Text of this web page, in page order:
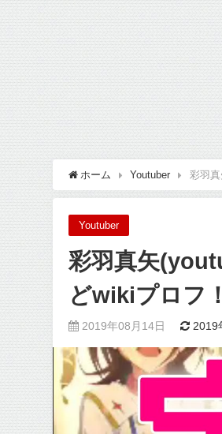
ホーム Youtuber 彩羽真
Youtuber
彩羽真矢
どwikiプロフ！
2019年08月14日 2019